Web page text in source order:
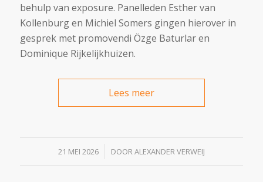
behulp van exposure. Panelleden Esther van
Kollenburg en Michiel Somers gingen hierover in
gesprek met promovendi Özge Baturlar en
Dominique Rijkelijkhuizen.
Lees meer
21 MEI 2026
/ DOORALEXANDER VERWEIJ